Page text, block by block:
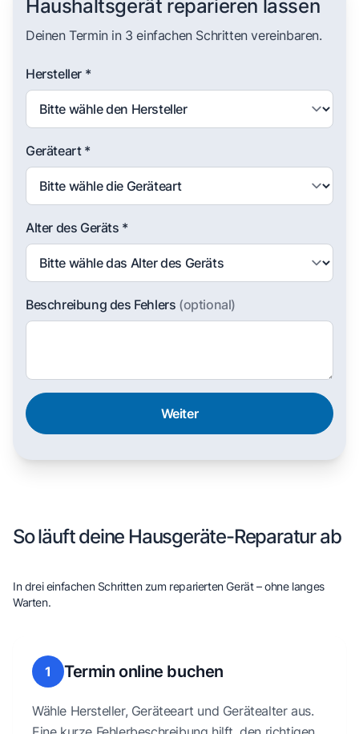
Haushaltsgerät reparieren lassen
Deinen Termin in 3 einfachen Schritten vereinbaren.
Hersteller *
Geräteart *
Alter des Geräts *
Beschreibung des Fehlers (optional)
Weiter
So läuft deine Hausgeräte-Reparatur ab
In drei einfachen Schritten zum reparierten Gerät – ohne langes
Warten.
1 Termin online buchen
Wähle Hersteller, Geräteeart und Gerätealter aus.